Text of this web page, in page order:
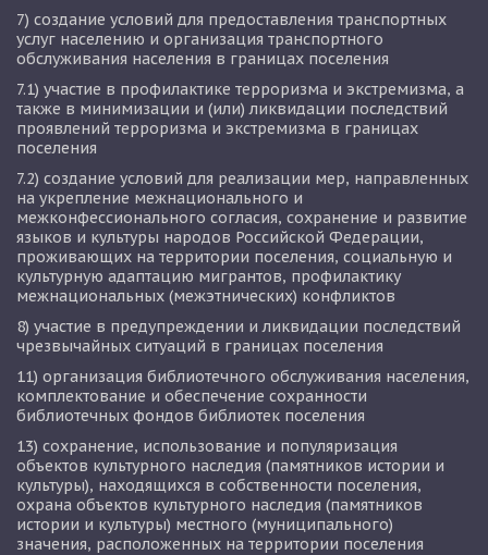
7) создание условий для предоставления транспортных
услуг населению и организация транспортного
обслуживания населения в границах поселения
7.1) участие в профилактике терроризма и экстремизма, а
также в минимизации и (или) ликвидации последствий
проявлений терроризма и экстремизма в границах
поселения
7.2) создание условий для реализации мер, направленных
на укрепление межнационального и
межконфессионального согласия, сохранение и развитие
языков и культуры народов Российской Федерации,
проживающих на территории поселения, социальную и
культурную адаптацию мигрантов, профилактику
межнациональных (межэтнических) конфликтов
8) участие в предупреждении и ликвидации последствий
чрезвычайных ситуаций в границах поселения
11) организация библиотечного обслуживания населения,
комплектование и обеспечение сохранности
библиотечных фондов библиотек поселения
13) сохранение, использование и популяризация
объектов культурного наследия (памятников истории и
культуры), находящихся в собственности поселения,
охрана объектов культурного наследия (памятников
истории и культуры) местного (муниципального)
значения, расположенных на территории поселения